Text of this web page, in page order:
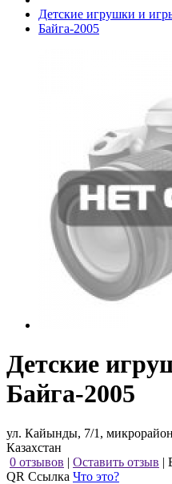
Детские игрушки и
Байга-2005
Детские
Байга-2005
ул. Кайынды, 7/1,
Казахстан
0 отзывов | Оставить отзыв |
QR Ссылка Что это?